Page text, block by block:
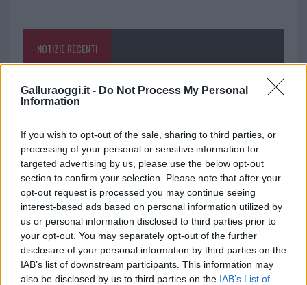
Galluraoggi.it - Do Not Process My Personal
Information
If you wish to opt-out of the sale, sharing to third parties, or
processing of your personal or sensitive information for
targeted advertising by us, please use the below opt-out
section to confirm your selection. Please note that after your
opt-out request is processed you may continue seeing
interest-based ads based on personal information utilized by
us or personal information disclosed to third parties prior to
your opt-out. You may separately opt-out of the further
disclosure of your personal information by third parties on the
IAB’s list of downstream participants. This information may
also be disclosed by us to third parties on the IAB’s List of
o
k
p
p
NOTIZIE RECENTI
Incendi, a San Pasquale arriva il Campo Base:
l’inaugurazione
Andrea Mura conquista Palau: grande
partecipazione per il suo racconto
Calangianus, allarme sul centro accoglienza
minori, Albieri: “Episodi gravissimi”
Gallura, finti clienti svuotano le suite: furto da